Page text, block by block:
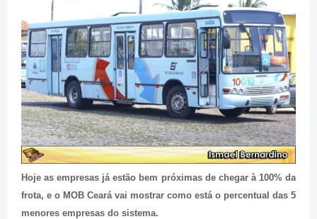
Hoje as empresas já estão bem próximas de chegar à 100% da
frota, e o MOB Ceará vai mostrar como está o percentual das 5
menores empresas do sistema.